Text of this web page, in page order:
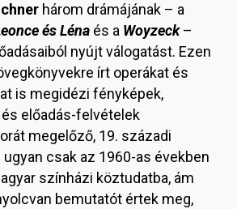
három drámájának – a
és Léna és a Woyzeck–
nyújt válogatást. Ezen
írt operákat és
is megidézi fényképek,
előadás-felvételek
megelőző, 19. századi
ugyan csak az 1960-as években
színházi köztudatba, ám
bemutatót értek meg,